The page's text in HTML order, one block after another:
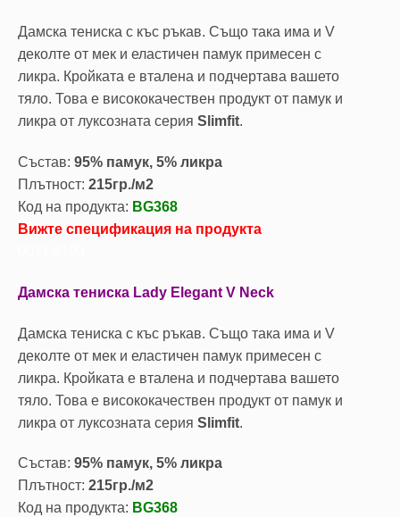
Дамска тениска с къс ръкав. Също така има и V
деколте от мек и еластичен памук примесен с
ликра. Кройката е вталена и подчертава вашето
тяло. Това е висококачествен продукт от памук и
ликра от луксозната серия Slimfit.
Състав: 95% памук, 5% ликра
Плътност: 215гр./м2
Код на продукта: BG368
Вижте спецификация на продукта
Дамска тениска Lady Elegant V Neck
Дамска тениска с къс ръкав. Също така има и V
деколте от мек и еластичен памук примесен с
ликра. Кройката е вталена и подчертава вашето
тяло. Това е висококачествен продукт от памук и
ликра от луксозната серия Slimfit.
Състав: 95% памук, 5% ликра
Плътност: 215гр./м2
Код на продукта: BG368